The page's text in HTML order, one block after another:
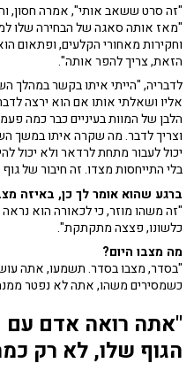
"זה סרט ששאב אותי", אמרה חסון,
"מאז אותה סאגה של הבחירה שלו
וחקירות מאחורי הקלעים, ופתאום
הזאת, צריך להפר אותה".
לדבריה, "הייתי איתו בקשר במהלך
אליו ושאלתי אותו אם הוא ירצה
הלבן של המוות בעיניים כבר כמה
וצריך לדבר. מה שקרה איתו במשך
יכול לעבור מתחת לרדאר ולא יכול
בלי התייחסות מצדו. זה חיבור של
ברגע שהוא אומר לך כן, באיזה
"זה משהו מוזר, כי לכאורה הוא
כלשונו, פצצה מתקתקת".
מה מצבו היום?
"בסדר, מצבו בסדר. תשמעו, אתה
כשמסירים משהו, אתה לא נפטר
"אתה רואה אדם
הגוף שלו, לא רק